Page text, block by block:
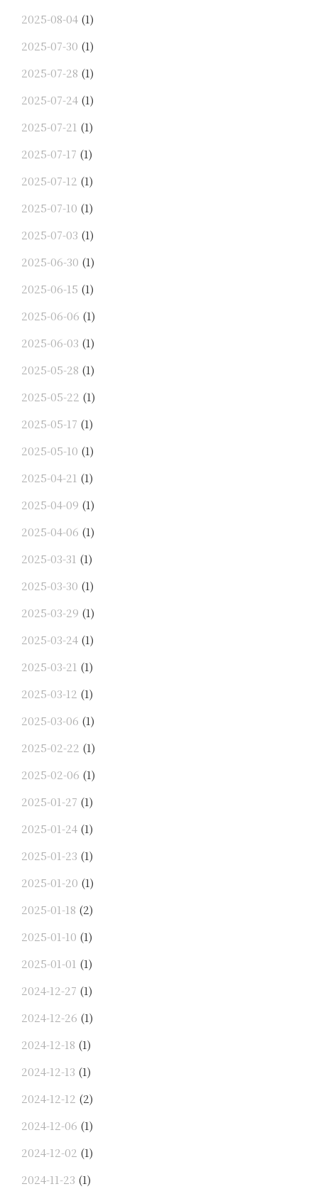
2025-08-04 (1)
2025-07-30 (1)
2025-07-28 (1)
2025-07-24 (1)
2025-07-21 (1)
2025-07-17 (1)
2025-07-12 (1)
2025-07-10 (1)
2025-07-03 (1)
2025-06-30 (1)
2025-06-15 (1)
2025-06-06 (1)
2025-06-03 (1)
2025-05-28 (1)
2025-05-22 (1)
2025-05-17 (1)
2025-05-10 (1)
2025-04-21 (1)
2025-04-09 (1)
2025-04-06 (1)
2025-03-31 (1)
2025-03-30 (1)
2025-03-29 (1)
2025-03-24 (1)
2025-03-21 (1)
2025-03-12 (1)
2025-03-06 (1)
2025-02-22 (1)
2025-02-06 (1)
2025-01-27 (1)
2025-01-24 (1)
2025-01-23 (1)
2025-01-20 (1)
2025-01-18 (2)
2025-01-10 (1)
2025-01-01 (1)
2024-12-27 (1)
2024-12-26 (1)
2024-12-18 (1)
2024-12-13 (1)
2024-12-12 (2)
2024-12-06 (1)
2024-12-02 (1)
2024-11-23 (1)